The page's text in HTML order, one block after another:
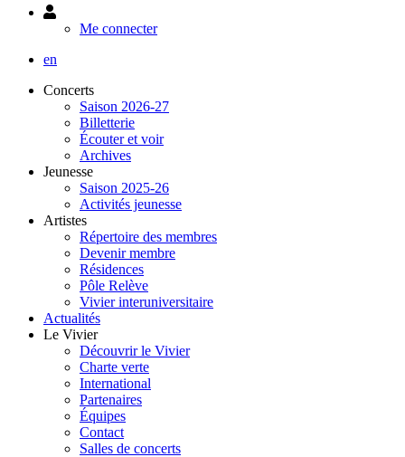
Utilisateur
Me connecter
en
Concerts
Saison 2026-27
Billetterie
Écouter et voir
Archives
Jeunesse
Saison 2025-26
Activités jeunesse
Artistes
Répertoire des membres
Devenir membre
Résidences
Pôle Relève
Vivier interuniversitaire
Actualités
Le Vivier
Découvrir le Vivier
Charte verte
International
Partenaires
Équipes
Contact
Salles de concerts